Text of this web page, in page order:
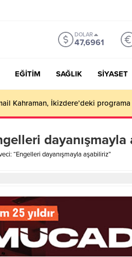
DOLAR
47,6961
EĞİTİM SAĞLIK SİYASET
Kahraman, İkizdere’deki programa
dayanışmayla
“Engelleri dayanışmayla aşabiliriz”